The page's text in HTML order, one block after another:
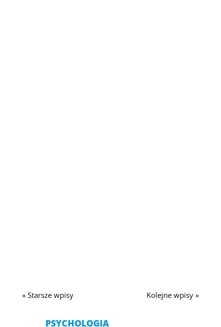
« Starsze wpisy Kolejne wpisy »
PSYCHOLOGIA